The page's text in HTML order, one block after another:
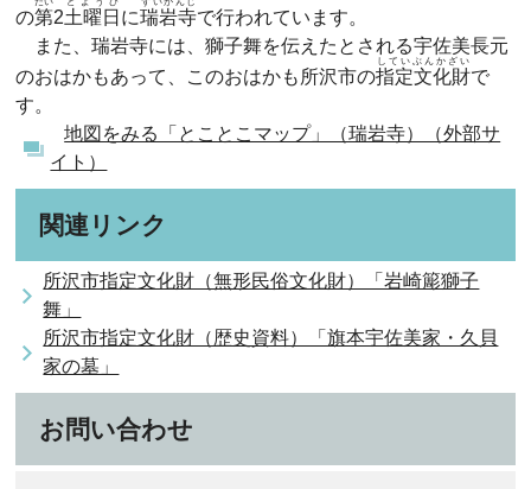
の第2土曜日 に瑞岩寺で行われています。
また、瑞岩寺には、獅子舞を伝えたとされる宇佐美長元
のおはかもあって、このおはかも所沢市の指定文化財
していぶんかざい
で
す。
地図をみる「とことこマップ」（瑞岩寺）（外部サ
イト）
関連リンク
所沢市指定文化財（無形民俗文化財）「岩崎簓獅子
舞」
所沢市指定文化財（歴史資料）「旗本宇佐美家・久貝
家の墓」
お問い合わせ